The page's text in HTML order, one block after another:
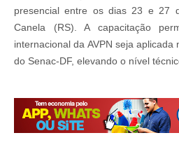
presencial entre os dias 23 e 27
Canela (RS). A capacitação
internacional da AVPN seja
do Senac-DF, elevando o nível